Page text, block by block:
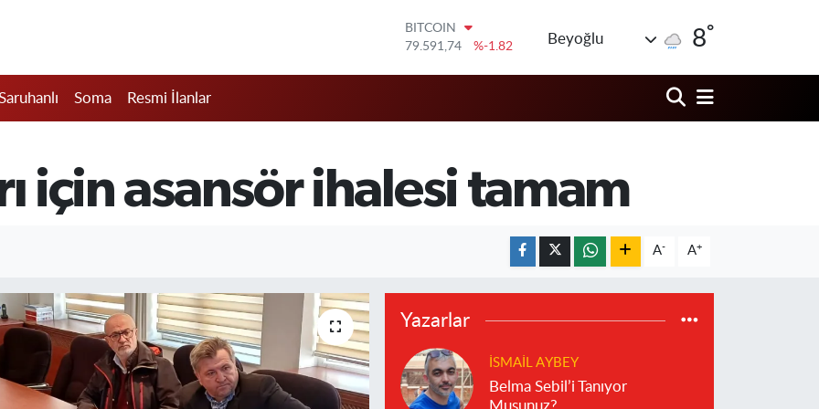
DOLAR
45,43620
%0.02
61,60380
%0.18
BİST100
14.598,00
%0
BITCOIN
Beyoğlu 8°
Soma Resmi İlanlar
için asansör ihalesi tamam
A- A+
Yazarlar
İSMAIL AYBEY
Belma Sebil’i Tanıyor